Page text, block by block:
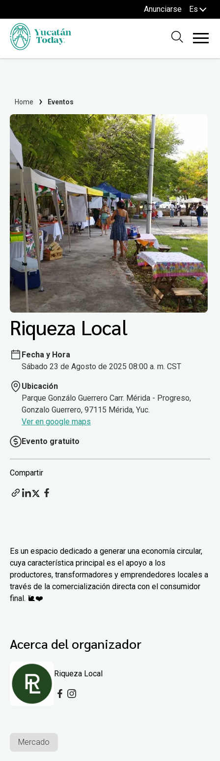
Anunciarse Es
Home Eventos
Riqueza Local
Fecha y Hora
Sábado 23 de Agosto de 2025 08:00 a. m. CST
Ubicación
Parque Gonzálo Guerrero Carr. Mérida - Progreso,
Gonzalo Guerrero, 97115 Mérida, Yuc.
Ver en google maps
Evento gratuito
Compartir
Es un espacio dedicado a generar una economía circular,
cuya característica principal es el apoyo a los
productores, transformadores y emprendedores locales a
través de la comercialización directa con el consumidor
final. 🐌❤️
Acerca del organizador
Riqueza Local
Mercado